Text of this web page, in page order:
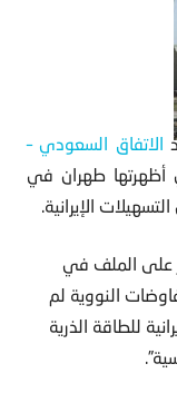
الاتفاق السعودي –
أظهرتها طهران في
الإيرانية.
على الملف في
النووية لم
للطاقة الذرية